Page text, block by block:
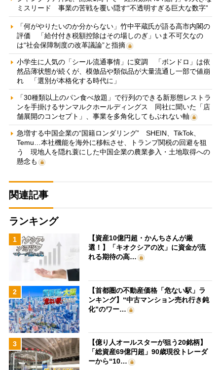
ミスリード 事業の苦戦を覆い隠す“不透明すぎる巨大な数字”
「何がやりたいのか分からない」竹中平蔵氏が語る高市内閣の
評価 「給付付き税額控除はその場しのぎ」いま不可欠なの
は“社会保障制度の改革議論”と指摘
小学生に人気の「シール流通事情」に変調 「ボンドロ」は依
然品薄状態が続くが、模倣品や類似品が大量流通し一部で値崩
れ 「選別が本格化する時代に」
「30種類以上のパン食べ放題」で行列のできる新形態レストラ
ンを手掛けるサンマルクホールディングス 同社に聞いた「店
舗展開のコンセプト」、事業を多角化してもぶれない軸
急増する中国企業の“国籍ロンダリング” SHEIN、TikTok、
Temu…本社機能を海外に移転させ、トランプ関税の回避を狙
う 現地人を隠れ蓑にした中国企業の農業参入・土地取得への
懸念も
関連記事
ランキング
1
【資産10億円超・かんちさんが厳
選！】「キオクシアの次」に資金が流
れる期待の高…
2
【首都圏の不動産価格「危ない駅」ラ
ンキング】“中古マンション売れ行き鈍
化”のワー…
3
【億り人オールスターが狙う20銘柄】
「総資産69億円超」90歳現役トレーダ
ーから“10…